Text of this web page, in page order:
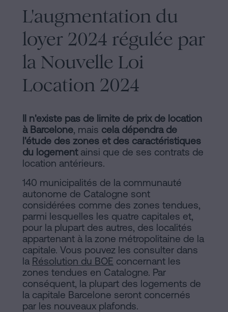
L'augmentation du
loyer 2024 régulée par
la Nouvelle Loi
Location 2024
Il n'existe pas de limite de prix de location
à Barcelone, mais cela dépendra de
l'étude des zones et des caractéristiques
du logementainsi que de ses contrats de
location antérieurs.
140 municipalités de la communauté
autonome de Catalogne sont
considérées comme des zones tendues,
parmi lesquelles les quatre capitales et,
pour la plupart des autres, des localités
appartenant à la zone métropolitaine de la
capitale. Vous pouvez les consulter dans
la Résolution du BOE concernant les
zones tendues en Catalogne. Par
conséquent, la plupart des logements de
la capitale Barcelone seront concernés
par les nouveaux plafonds.